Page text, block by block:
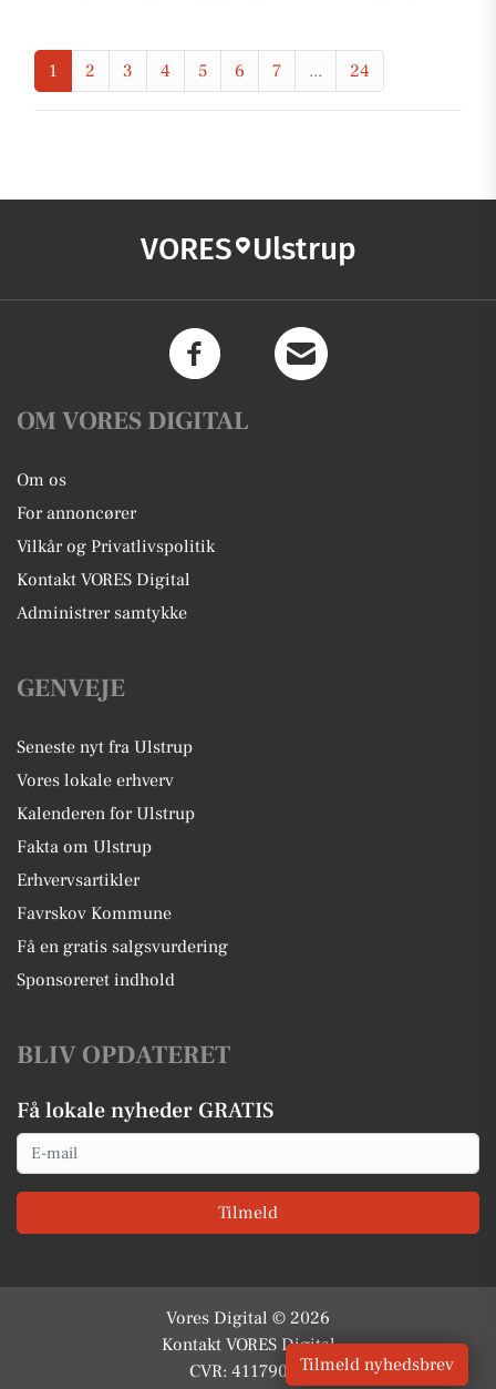
1 2 3 4 5 6 7 ... 24
VORES Ulstrup
OM VORES DIGITAL
Om os
For annoncører
Vilkår og Privatlivspolitik
Kontakt VORES Digital
Administrer samtykke
GENVEJE
Seneste nyt fra Ulstrup
Vores lokale erhverv
Kalenderen for Ulstrup
Fakta om Ulstrup
Erhvervsartikler
Favrskov Kommune
Få en gratis salgsvurdering
Sponsoreret indhold
BLIV OPDATERET
Få lokale nyheder GRATIS
Email
Tilmeld
Vores Digital © 2026
Kontakt VORES Digital
CVR: 41179082Tilmeld nyhedsbrev